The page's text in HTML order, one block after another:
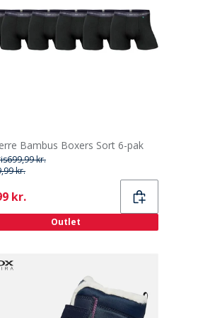
Bambus Boxers Sort 6-pak
699,99 kr.
kr.
kr.
Outlet